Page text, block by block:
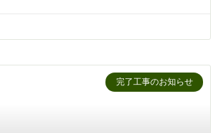
完了工事のお知らせ